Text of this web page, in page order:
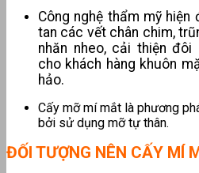
Công nghệ thẩm mỹ hiện
tan các vết chân chim,
nhăn nheo, cải thiện
cho khách hàng khuôn
hảo.
Cấy mỡ mí mắt là phương
bởi sử dụng mỡ tự thân.
ĐỐI TƯỢNG NÊN CẤY MÍ